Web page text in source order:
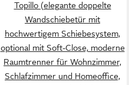
Topillo (elegante doppelte
Wandschiebetür mit
hochwertigem Schiebesystem,
optional mit Soft-Close, moderne
Raumtrenner für Wohnzimmer,
Schlafzimmer und Homeoffice,